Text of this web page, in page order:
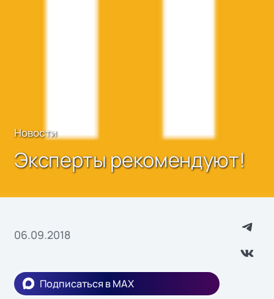
Новости
Эксперты рекомендуют!
06.09.2018
Подписаться в MAX